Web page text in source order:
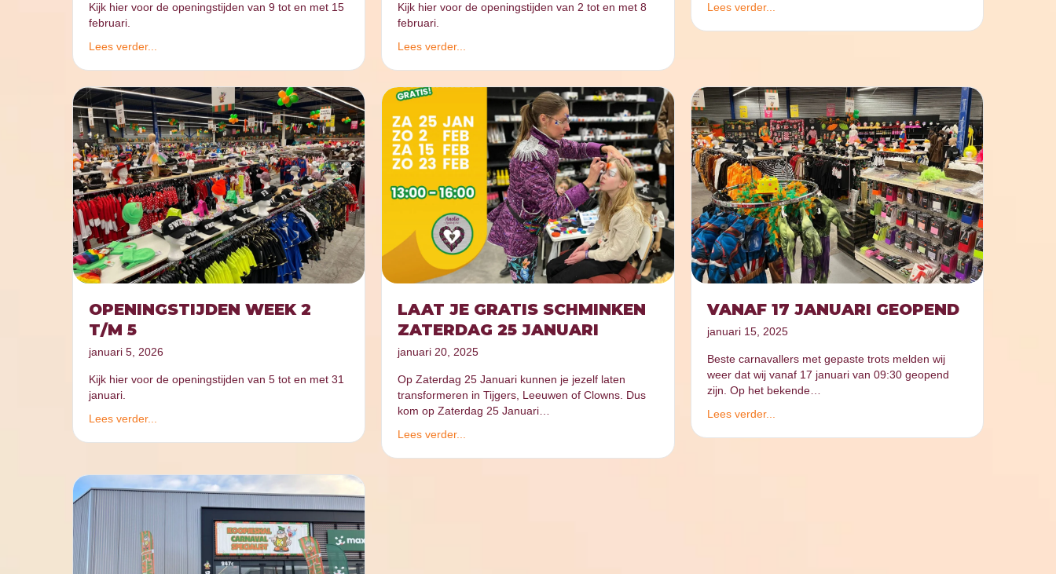
Kijk hier voor de openingstijden van 9 tot en met 15
februari.
Lees verder...
Kijk hier voor de openingstijden van 2 tot en met 8
februari.
Lees verder...
Lees verder...
OPENINGSTIJDEN WEEK 2
T/M 5
januari 5, 2026
Kijk hier voor de openingstijden van 5 tot en met 31
januari.
Lees verder...
LAAT JE GRATIS SCHMINKEN
ZATERDAG 25 JANUARI
januari 20, 2025
Op Zaterdag 25 Januari kunnen je jezelf laten
transformeren in Tijgers, Leeuwen of Clowns. Dus
kom op Zaterdag 25 Januari…
Lees verder...
VANAF 17 JANUARI GEOPEND
januari 15, 2025
Beste carnavallers met gepaste trots melden wij
weer dat wij vanaf 17 januari van 09:30 geopend
zijn. Op het bekende…
Lees verder...